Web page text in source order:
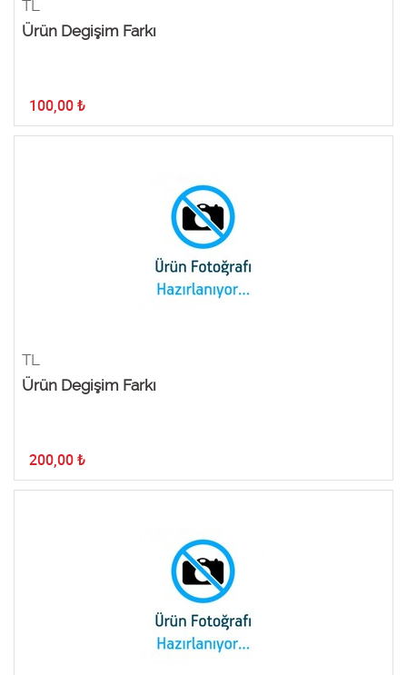
TL
Ürün Degişim Farkı
100,00 ₺
TL
Ürün Degişim Farkı
200,00 ₺